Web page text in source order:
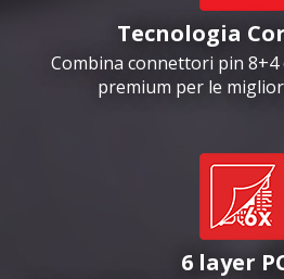
Tecnologia
Combina connettori pin 8+4
premium per le
6 layer